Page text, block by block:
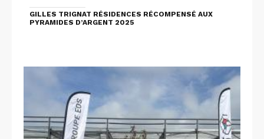
GILLES TRIGNAT RÉSIDENCES RÉCOMPENSÉ AUX
PYRAMIDES D’ARGENT 2025